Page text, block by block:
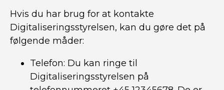
Hvis du har brug for at kontakte
Digitaliseringsstyrelsen, kan du gøre det på
følgende måder:
Telefon: Du kan ringe til
Digitaliseringsstyrelsen på